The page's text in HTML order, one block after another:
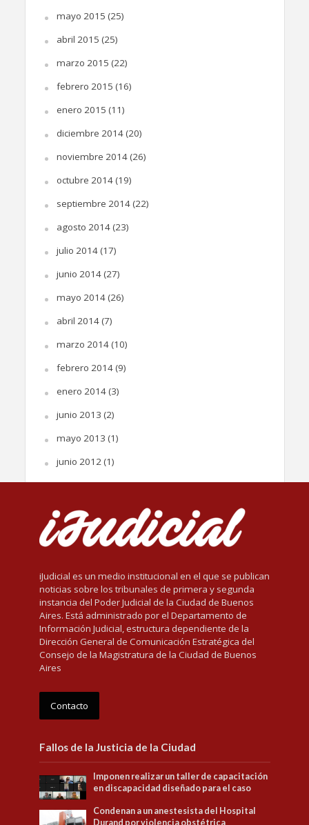
mayo 2015 (25)
abril 2015 (25)
marzo 2015 (22)
febrero 2015 (16)
enero 2015 (11)
diciembre 2014(20)
noviembre 2014(26)
octubre 2014(19)
septiembre 2014(22)
agosto 2014(23)
julio 2014(17)
junio 2014(27)
mayo 2014(26)
abril 2014(7)
marzo 2014(10)
febrero 2014(9)
enero 2014(3)
junio 2013 (2)
mayo 2013 (1)
junio 2012(1)
iJudicial es un medio institucional en el que se publican
noticias sobre los tribunales de primera y segunda
instancia del Poder Judicial de la Ciudad de Buenos
Aires. Está administrado por el Departamento de
Información Judicial, estructura dependiente de la
Dirección General de Comunicación Estratégica del
Consejo de la Magistratura de la Ciudad de Buenos
Aires
Contacto
Fallos de la Justicia de la Ciudad
Imponen realizar un taller de capacitación
en discapacidad diseñado para el caso
Condenan a un anestesista del Hospital
Durand por violencia obstétrica